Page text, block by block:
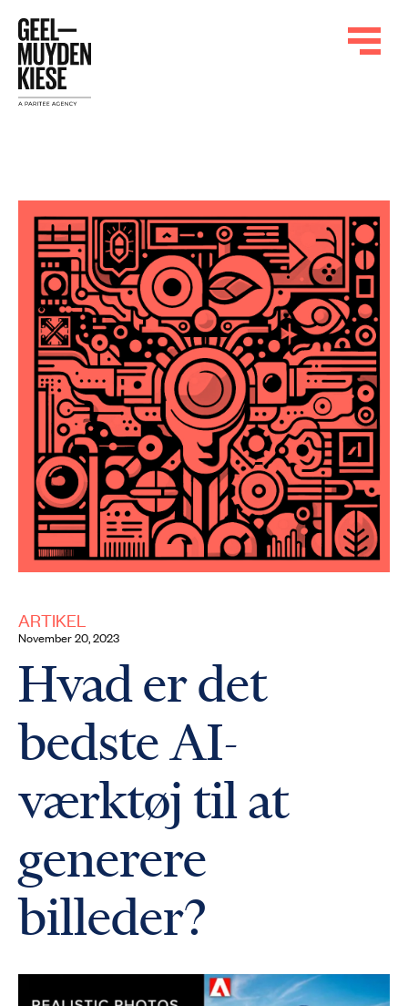
ARTIKEL
november 20, 2023
Hvad er det
bedste AI-
værktøj til at
generere
billeder?